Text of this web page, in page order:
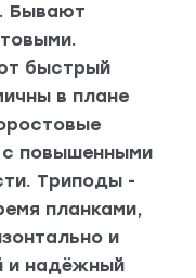
Бывают
быстрый
в плане
с повышенными
Триподы -
планками,
и
и надёжный